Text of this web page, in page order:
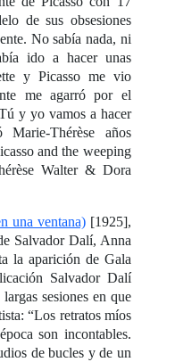
de sus obsesiones
No sabía nada, ni
ido a hacer unas
y Picasso me vio
me agarró por el
y yo vamos a hacer
Marie-Thérèse años
and the weeping
Walter & Dora
una ventana)[1925],
Salvador Dalí, Anna
la aparición de Gala
Salvador Dalí
sesiones en que
“Los retratos míos
son incontables.
de bucles y de un